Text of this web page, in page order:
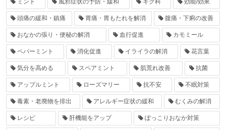
ミント 風邪症状の予防・緩和 キク科 効能/効果
頭痛の緩和・鎮痛 胃痛・胃もたれを解消 腹痛・下痢の改善
おなかの張り・便秘の解消 血行促進 カモミール
ペパーミント 消化促進 イライラの解消 花言葉
気分を高める スペアミント 肌荒れ改善 抗菌
アップルミント ローズマリー 抗不安 不眠対策
毒素・老廃物を排出 アレルギー症状の緩和 むくみの解消
レシピ 肝機能をアップ ぽっこりおなか対策